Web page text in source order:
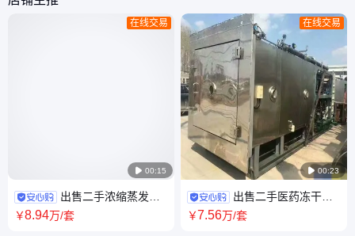
管网的压力要求时，就需
要井口气采压缩机对天然
气进行增压。它能将井口
产出的低压天然气加压，
使其达到可以输送的压力
标准，确保天然气顺利
 00:15
在线交易
出售二手浓缩蒸发器
浆膜蒸发效 强制循环蒸发设备
￥8.94万/套
 00:23
在线交易
出售二手医药冻干机
设备 东富龙冷冻干燥机 食品烘
￥7.56万/套